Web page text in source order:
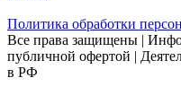
Политика обработки
Все права защищены |
публичной офертой |
в РФ